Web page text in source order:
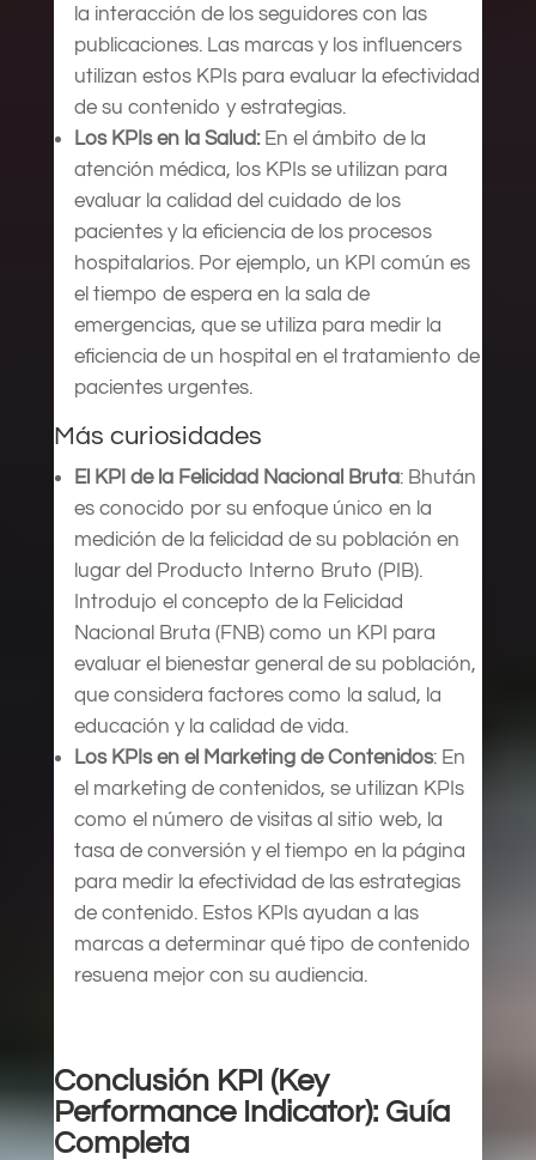
la interacción de los seguidores con las
publicaciones. Las marcas y los influencers
utilizan estos KPIs para evaluar la efectividad
de su contenido y estrategias.
Los KPIs en la Salud:En el ámbito de la
atención médica, los KPIs se utilizan para
evaluar la calidad del cuidado de los
pacientes y la eficiencia de los procesos
hospitalarios. Por ejemplo, un KPI común es
el tiempo de espera en la sala de
emergencias, que se utiliza para medir la
eficiencia de un hospital en el tratamiento de
pacientes urgentes.
Más curiosidades
El KPI de la Felicidad Nacional Bruta: Bhután
es conocido por su enfoque único en la
medición de la felicidad de su población en
lugar del Producto Interno Bruto (PIB).
Introdujo el concepto de la Felicidad
Nacional Bruta (FNB) como un KPI para
evaluar el bienestar general de su población,
que considera factores como la salud, la
educación y la calidad de vida.
Los KPIs en el Marketing de Contenidos: En
el marketing de contenidos, se utilizan KPIs
como el número de visitas al sitio web, la
tasa de conversión y el tiempo en la página
para medir la efectividad de las estrategias
de contenido. Estos KPIs ayudan a las
marcas a determinar qué tipo de contenido
resuena mejor con su audiencia.
Conclusión KPI (Key
Performance Indicator): Guía
Completa